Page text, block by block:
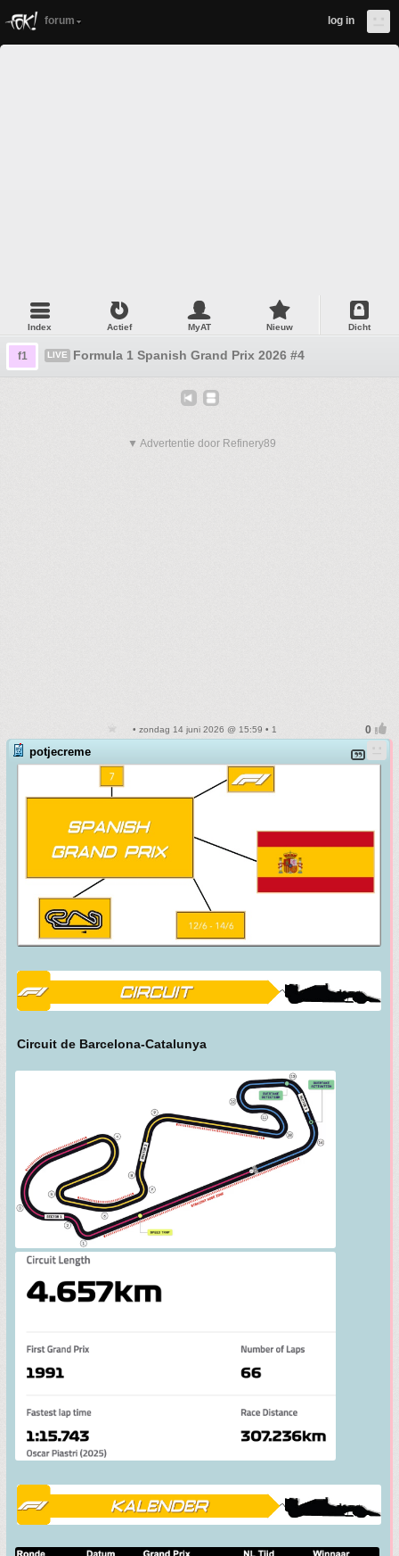
forum log in
Index Actief MyAT Nieuw Dicht
f1 LIVE Formula 1 Spanish Grand Prix 2026 #4
▼ Advertentie door Refinery89
• zondag 14 juni 2026 @ 15:59 • 1
potjecreme
Circuit de Barcelona-Catalunya